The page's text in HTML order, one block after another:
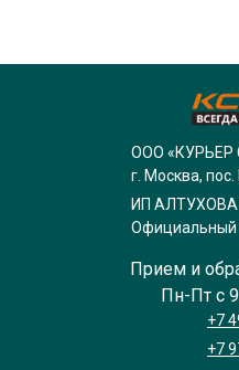
ООО «КУРЬЕР
г. Москва,
ИП АЛТУХОВА
Официальный
Прием и
Пн-Пт с
+7
+7